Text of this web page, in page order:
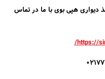
دیواری هپی بوی با ما در تماس
https://